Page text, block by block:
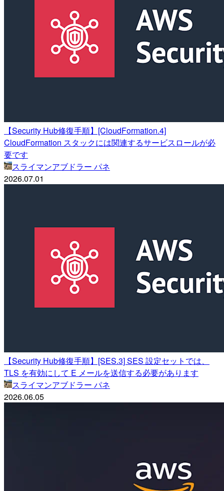
【Security Hub修復手順】[CloudFormation.4]
CloudFormation スタックには関連するサービスロールが必
要です
スライマンアブドラー パネ
2026.07.01
【Security Hub修復手順】[SES.3] SES 設定セットでは、
TLS を有効にして E メールを送信する必要があります
スライマンアブドラー パネ
2026.06.05